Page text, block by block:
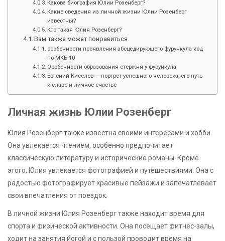
Какова биография Юлии Розенберг?
Какие сведения из личной жизни Юлии Розенберг
известны?
Кто такая Юлия Розенберг?
Вам также может понравиться
особенности проявления абсцедирующего фурункула код
по МКБ-10
Особенности образования стержня у фурункула
Евгений Киселев — портрет успешного человека, его путь
к славе и личное счастье
Личная жизнь Юлии Розенберг
Юлия Розенберг также известна своими интересами и хобби.
Она увлекается чтением, особенно предпочитает
классическую литературу и исторические романы. Кроме
этого, Юлия увлекается фотографией и путешествиями. Она с
радостью фотографирует красивые пейзажи и запечатлевает
свои впечатления от поездок.
В личной жизни Юлия Розенберг также находит время для
спорта и физической активности. Она посещает фитнес-залы,
ходит на занятия йогой и с пользой проводит время на